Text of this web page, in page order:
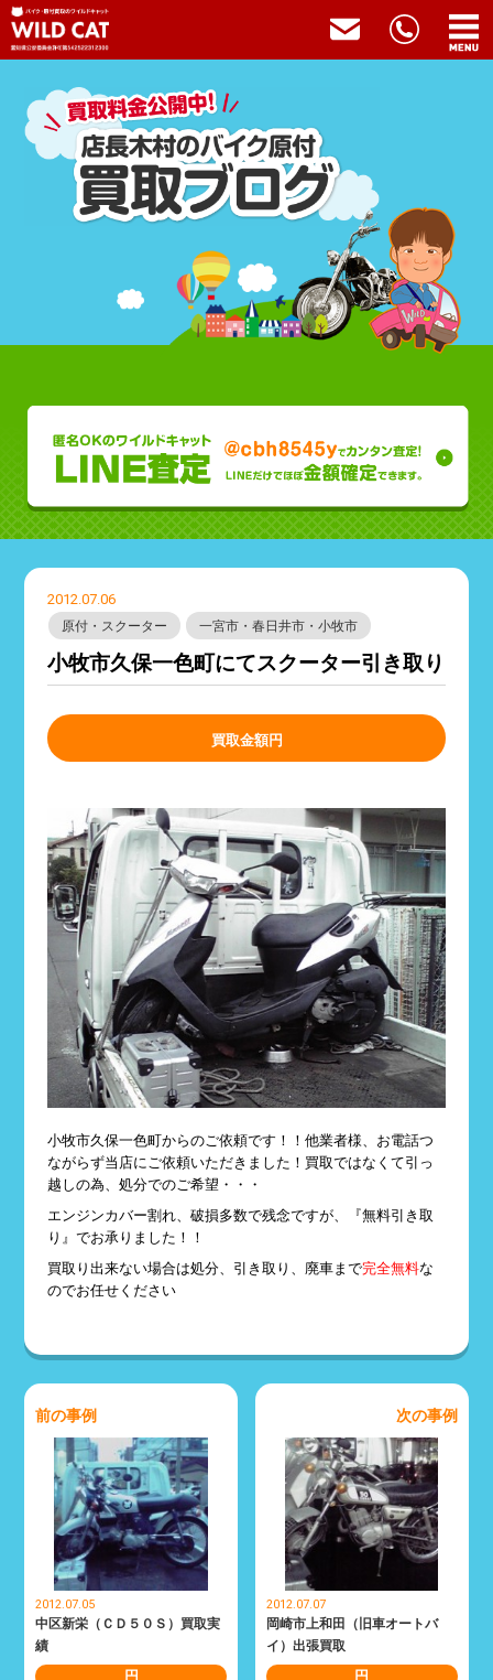
2012.07.06
原付・スクーター 一宮市・春日井市・小牧市
小牧市久保一色町にてスクーター引き取り
買取金額円
小牧市久保一色町からのご依頼です！！他業者様、お電話つ
ながらず当店にご依頼いただきました！買取ではなくて引っ
越しの為、処分でのご希望・・・
エンジンカバー割れ、破損多数で残念ですが、『無料引き取
り』でお承りました！！
買取り出来ない場合は処分、引き取り、廃車まで完全無料な
のでお任せください
前の事例
2012.07.05
中区新栄（ＣＤ５０Ｓ）買取実
績
円
次の事例
2012.07.07
岡崎市上和田（旧車オートバ
イ）出張買取
円